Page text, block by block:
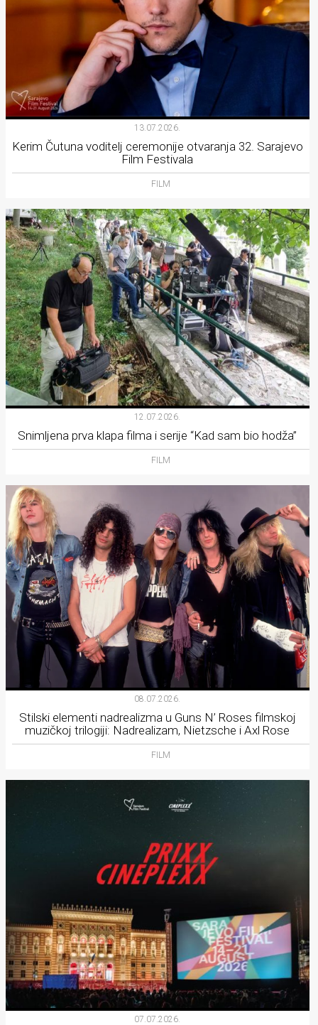
13.07.2026.
Kerim Čutuna voditelj ceremonije otvaranja 32. Sarajevo
Film Festivala
FILM
12.07.2026.
Snimljena prva klapa filma i serije “Kad sam bio hodža”
FILM
08.07.2026.
Stilski elementi nadrealizma u Guns N’ Roses filmskoj
muzičkoj trilogiji: Nadrealizam, Nietzsche i Axl Rose
FILM
07.07.2026.